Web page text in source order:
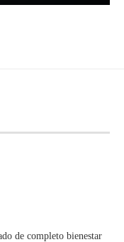
de completo bienestar